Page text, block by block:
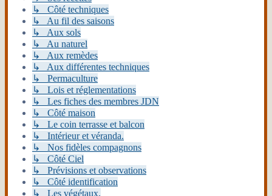
↳ Côté techniques
↳ Au fil des saisons
↳ Aux sols
↳ Au naturel
↳ Aux remèdes
↳ Aux différentes techniques
↳ Permaculture
↳ Lois et réglementations
↳ Les fiches des membres JDN
↳ Côté maison
↳ Le coin terrasse et balcon
↳ Intérieur et véranda.
↳ Nos fidèles compagnons
↳ Côté Ciel
↳ Prévisions et observations
↳ Côté identification
↳ Les végétaux.